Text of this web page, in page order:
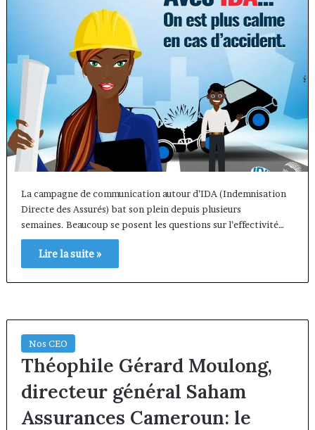
La campagne de communication autour d’IDA (Indemnisation
Directe des Assurés) bat son plein depuis plusieurs
semaines. Beaucoup se posent les questions sur l’effectivité…
Lire la suite »
Nos CEO
Théophile Gérard Moulong,
directeur général Saham
Assurances Cameroun: le